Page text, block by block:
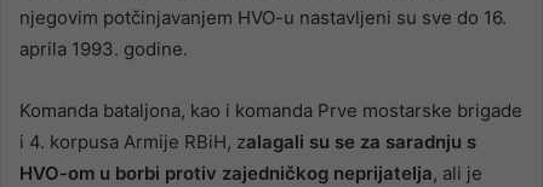
njegovim potčinjavanjem HVO-u nastavljeni su sve do 16.
aprila 1993. godine.
Komanda bataljona, kao i komanda Prve mostarske brigade
i 4. korpusa Armije RBiH, zalagali su se za saradnju s
HVO-om u borbi protiv zajedničkog neprijatelja, ali je